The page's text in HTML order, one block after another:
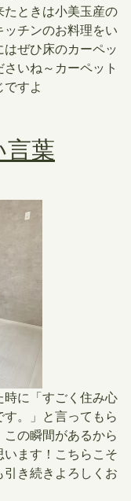
たときは小美玉産の
チンのお料理をい
ぜひ床のカーペッ
いね～カーペット
ですよ
言葉
時に「すごく住み心
。」と言ってもら
の瞬間があるから
います！こちらこそ
き続きよろしくお